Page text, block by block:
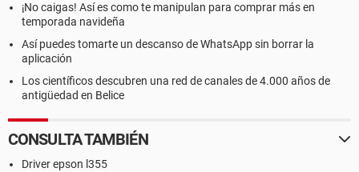
¡No caigas! Así es como te manipulan para comprar más en
temporada navideña
Así puedes tomarte un descanso de WhatsApp sin borrar la
aplicación
Los científicos descubren una red de canales de 4.000 años de
antigüedad en Belice
CONSULTA TAMBIÉN
Driver epson l355